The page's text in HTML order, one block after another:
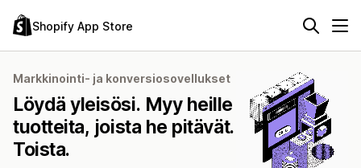
Shopify App Store
Markkinointi- ja konversiosovellukset
Löydä yleisösi. Myy heille
tuotteita, joista he pitävät.
Toista.